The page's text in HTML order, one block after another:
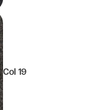
Col 19